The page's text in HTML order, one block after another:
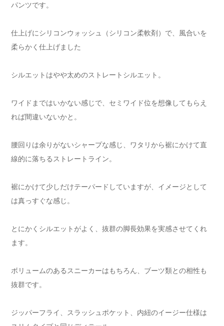
パンツです。
仕上げにシリコンウォッシュ（シリコン柔軟剤）で、風合いを
柔らかく仕上げました
シルエットはやや太めのストレートシルエット。
ワイドまではいかない感じで、セミワイド位を想像してもらえ
れば間違いないかと。
腰回りは余りがないシャープな感じ、ワタリから裾にかけて直
線的に落ちるストレートライン。
裾にかけて少しだけテーパードしていますが、イメージとして
は真っすぐな感じ。
とにかくシルエットがよく、抜群の脚長効果を実感させてくれ
ます。
ボリュームのあるスニーカーはもちろん、ブーツ類との相性も
抜群です。
ジッパーフライ、スラッシュポケット、内紐のイージー仕様は